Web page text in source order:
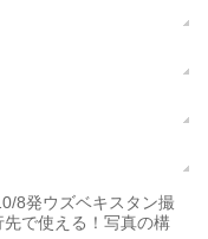
8発ウズベキスタン撮
で使える！写真の構